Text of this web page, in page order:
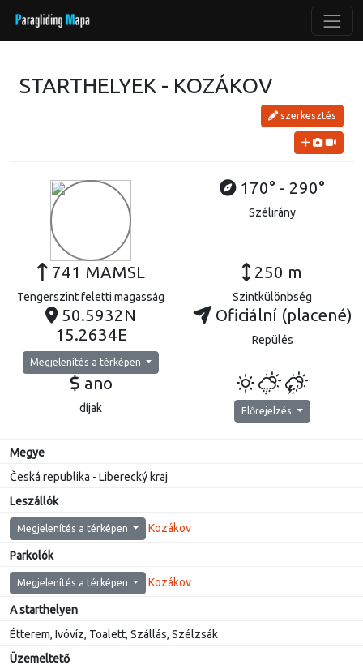
STARTHELYEK - KOZÁKOV
szerkesztés
170° - 290°
Szélirány
741 MAMSL
Tengerszint feletti magasság
250 m
Szintkülönbség
50.5932N
15.2634E
Megjelenítés a térképen
Oficiální (placené)
Repülés
ano
díjak Előrejelzés
Megye
Česká republika - Liberecký kraj
Leszállók
Megjelenítés a térképen Kozákov
Parkolók
Megjelenítés a térképen Kozákov
A starthelyen
Étterem, Ivóvíz, Toalett, Szállás, Szélzsák
Üzemeltető